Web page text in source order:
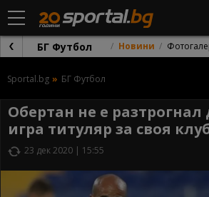
БГ Футбол Новини
Sportal.bg БГ Футбол
Обертан не е разтрогнал
игра титуляр за своя
23 дек 2020 | 15:55